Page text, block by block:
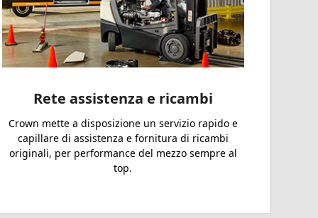
Rete assistenza e ricambi
Crown mette a disposizione un servizio rapido e
capillare di assistenza e fornitura di ricambi
originali, per performance del mezzo sempre al
top.